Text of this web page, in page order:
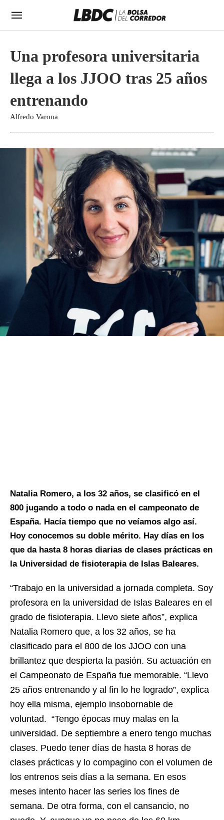
Una profesora universitaria
llega a los JJOO tras 25 años
entrenando
Alfredo Varona
Natalia Romero, a los 32 años, se clasificó en el
800 jugando a todo o nada en el campeonato de
España. Hacía tiempo que no veíamos algo así.
Hoy conocemos su doble mérito. Hay días en los
que da hasta 8 horas diarias de clases prácticas en
la Universidad de fisioterapia de Islas Baleares.
“Trabajo en la universidad a jornada completa. Soy
profesora en la universidad de Islas Baleares en el
grado de fisioterapia. Llevo siete años”, explica
Natalia Romero que, a los 32 años, se ha
clasificado para el 800 de los JJOO con una
brillantez que despierta la pasión. Su actuación en
el Campeonato de España fue memorable. “Llevo
25 años entrenando y al fin lo he logrado”, explica
hoy ella misma, ejemplo insobornable de
voluntad. “Tengo épocas muy malas en la
universidad. De septiembre a enero tengo muchas
clases. Puedo tener días de hasta 8 horas de
clases prácticas y lo compagino con el volumen de
los entrenos seis días a la semana. En esos
meses intento hacer las series los fines de
semana. De otra forma, con el cansancio, no